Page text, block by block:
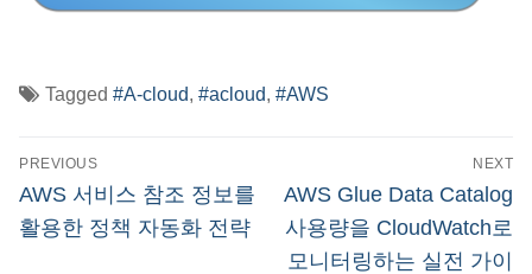
Tagged #A-cloud, #acloud, #AWS
글
탐
색
PREVIOUS
Previous
post:
AWS 서비스 참조 정보를
활용한 정책 자동화 전략
NEXT
Next
post:
AWS Glue Data Catalog
사용량을 CloudWatch로
모니터링하는 실전 가이